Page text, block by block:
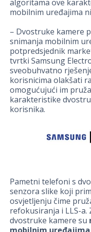
algoritama ove
mobilnim uređajima
– Dvostruke kamere
snimanja mobilnim
potpredsjednik
tvrtki Samsung
sveobuhvatno
korisnicima olakšati
omogućujući im
karakteristike
korisnika.
Pametni telefoni s
senzora slike koji
osvjetljenju čime
refokusiranja i LLS-
dvostruke kamere su